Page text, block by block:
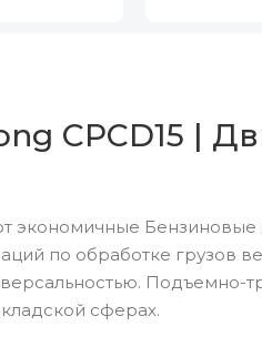
CPCD15 |
экономичные Бензиновые
по обработке грузов
Подъемно-
сферах.